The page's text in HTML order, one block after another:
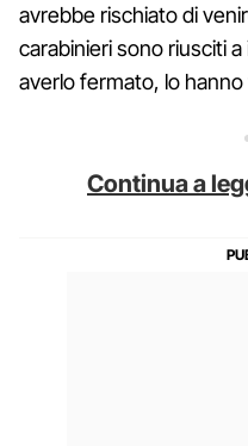
avrebbe rischiato di
carabinieri sono riusciti
averlo fermato, lo
Continua a